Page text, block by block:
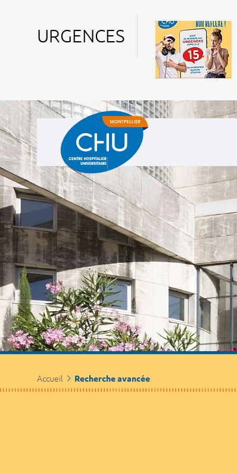
URGENCES
Accueil Recherche avancée